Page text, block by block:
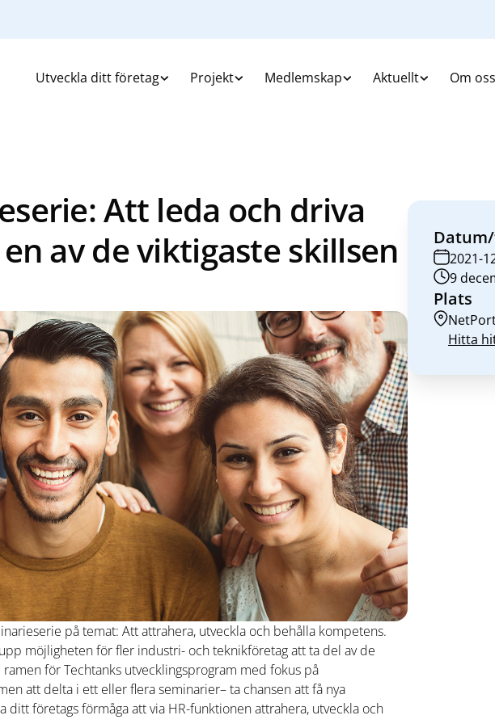
Utveckla ditt företag Projekt Medlemskap Aktuellt Om oss
Att leda och driva
av de viktigaste skillsen
på temat: Att attrahera, utveckla och behålla kompetens.
möjligheten för fler industri- och teknikföretag att ta del av de
för Techtanks utvecklingsprogram med fokus på
att delta i ett eller flera seminarier– ta chansen att få nya
ditt företags förmåga att via HR-funktionen attrahera, utveckla och
2021-
9
Plats
Hitta